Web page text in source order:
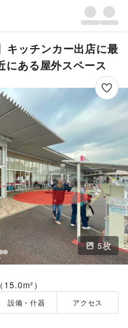
キッチンカー出店に最
にある屋外スペース
5枚
）
設備・什器 アクセス